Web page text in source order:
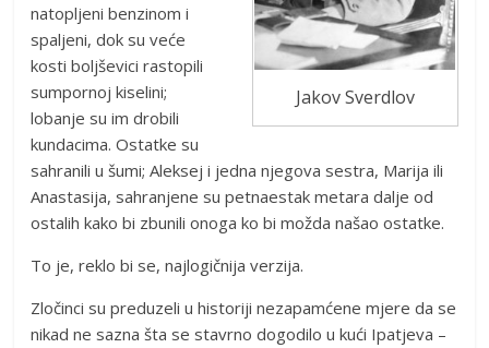
Jakov Sverdlov
natopljeni benzinom i
spaljeni, dok su veće
kosti boljševici rastopili
sumpornoj kiselini;
lobanje su im drobili
kundacima. Ostatke su
sahranili u šumi; Aleksej i jedna njegova sestra, Marija ili
Anastasija, sahranjene su petnaestak metara dalje od
ostalih kako bi zbunili onoga ko bi možda našao ostatke.
To je, reklo bi se, najlogičnija verzija.
Zločinci su preduzeli u historiji nezapamćene mjere da se
nikad ne sazna šta se stavrno dogodilo u kući Ipatjeva –